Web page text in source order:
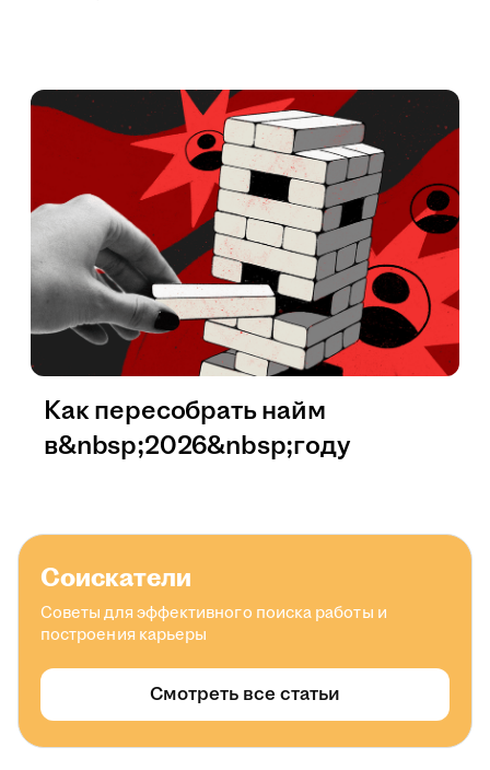
Как пересобрать найм
в&nbsp;2026&nbsp;году
Соискатели
Советы для эффективного поиска работы и
построения карьеры
Смотреть все статьи